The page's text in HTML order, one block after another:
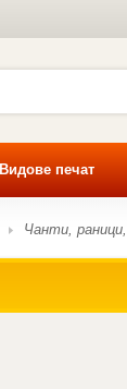
Видове печат
Чанти,